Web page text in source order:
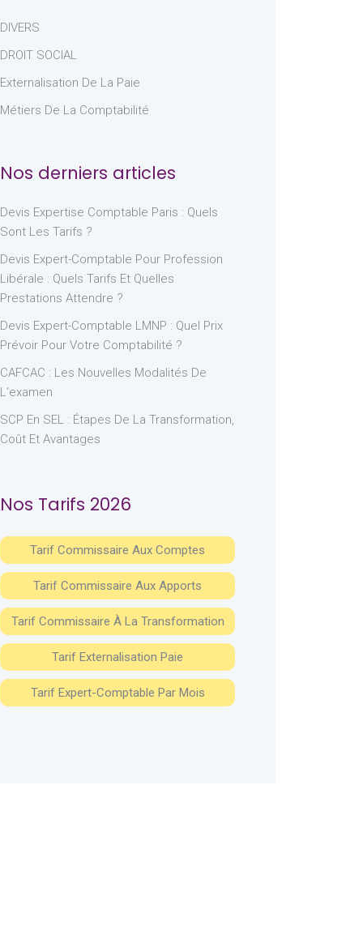
DIVERS
DROIT SOCIAL
Externalisation De La Paie
Métiers De La Comptabilité
Nos derniers articles
Devis Expertise Comptable Paris : Quels
Sont Les Tarifs ?
Devis Expert-Comptable Pour Profession
Libérale : Quels Tarifs Et Quelles
Prestations Attendre ?
Devis Expert-Comptable LMNP : Quel Prix
Prévoir Pour Votre Comptabilité ?
CAFCAC : Les Nouvelles Modalités De
L’examen
SCP En SEL : Étapes De La Transformation,
Coût Et Avantages
Nos Tarifs 2026
Tarif Commissaire Aux Comptes
Tarif Commissaire Aux Apports
Tarif Commissaire À La Transformation
Tarif Externalisation Paie
Tarif Expert-Comptable Par Mois